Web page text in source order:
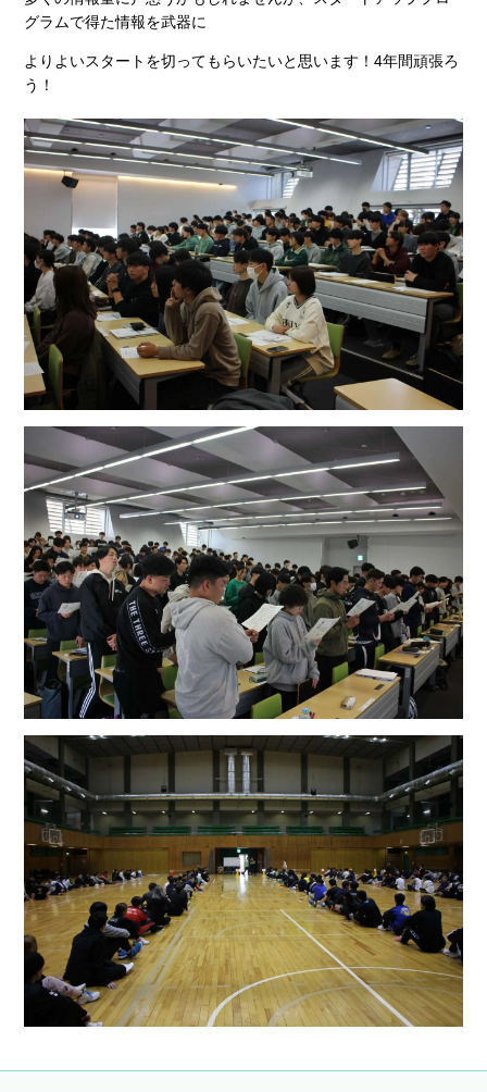
グラムで得た情報を武器に
よりよいスタートを切ってもらいたいと思います！4年間頑張ろ
う！